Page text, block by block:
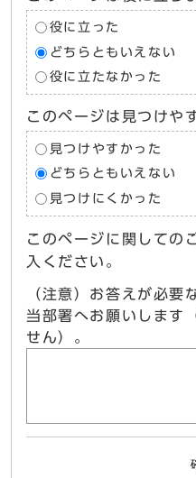
役に立った
どちらともいえない
役に立たなかった
このページは見つけや
見つけやすかった
どちらともいえない
見つけにくかった
このページに関しての
入ください。
（注意）お答えが必要
当部署へお願いします
せん）。